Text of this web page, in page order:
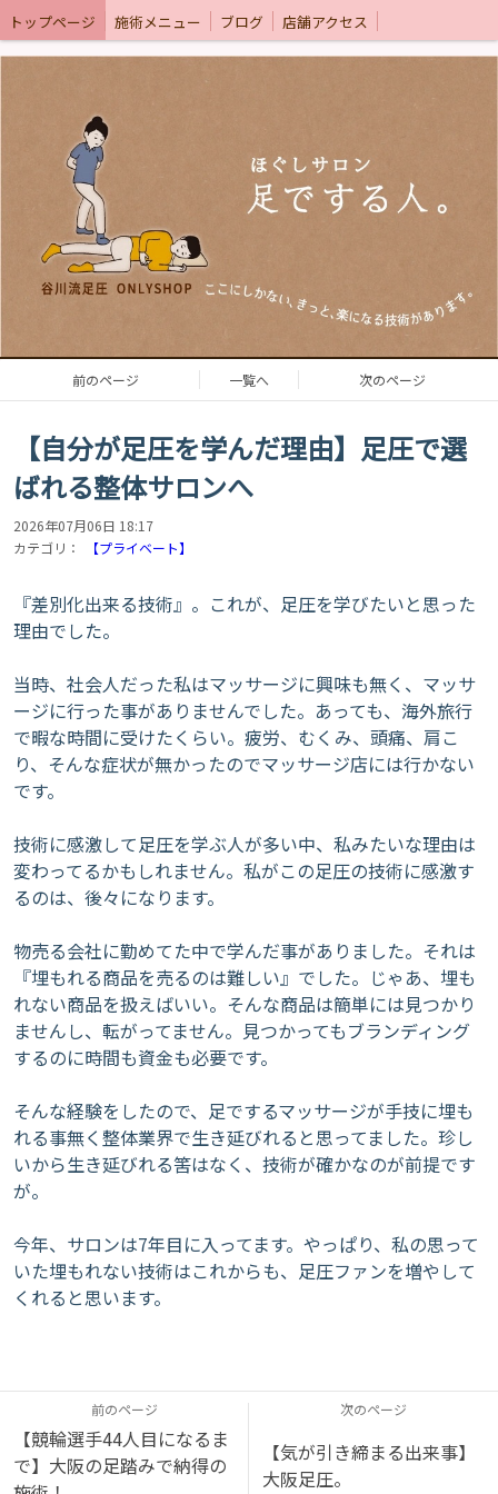
トップページ 施術メニュー ブログ 店舗アクセス
前のページ 一覧へ 次のページ
【自分が足圧を学んだ理由】足圧で選
ばれる整体サロンへ
2026年07月06日 18:17
カテゴリ：
【プライベート】
『差別化出来る技術』。これが、足圧を学びたいと思った
理由でした。
当時、社会人だった私はマッサージに興味も無く、マッサ
ージに行った事がありませんでした。あっても、海外旅行
で暇な時間に受けたくらい。疲労、むくみ、頭痛、肩こ
り、そんな症状が無かったのでマッサージ店には行かない
です。
技術に感激して足圧を学ぶ人が多い中、私みたいな理由は
変わってるかもしれません。私がこの足圧の技術に感激す
るのは、後々になります。
物売る会社に勤めてた中で学んだ事がありました。それは
『埋もれる商品を売るのは難しい』でした。じゃあ、埋も
れない商品を扱えばいい。そんな商品は簡単には見つかり
ませんし、転がってません。見つかってもブランディング
するのに時間も資金も必要です。
そんな経験をしたので、足でするマッサージが手技に埋も
れる事無く整体業界で生き延びれると思ってました。珍し
いから生き延びれる筈はなく、技術が確かなのが前提です
が。
今年、サロンは7年目に入ってます。やっぱり、私の思って
いた埋もれない技術はこれからも、足圧ファンを増やして
くれると思います。
前のページ
【競輪選手44人目になるま
で】大阪の足踏みで納得の
次のページ
【気が引き締まる出来事】
大阪足圧。